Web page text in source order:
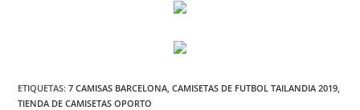
ETIQUETAS:7 CAMISAS BARCELONA, CAMISETAS DE FUTBOL TAILANDIA 2019,
TIENDA DE CAMISETAS OPORTO